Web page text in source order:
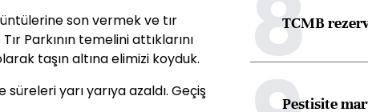
son vermek ve tır
Parkının temelini attıklarını
taşın altına elimizi koyduk.
yarı yarıya azaldı. Geçiş
TCMB
Pestisite